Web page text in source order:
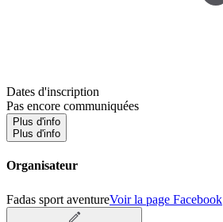
Dates d'inscription
Pas encore communiquées
Plus d'info
Plus d'info
Organisateur
Fadas sport aventureVoir la page Facebook